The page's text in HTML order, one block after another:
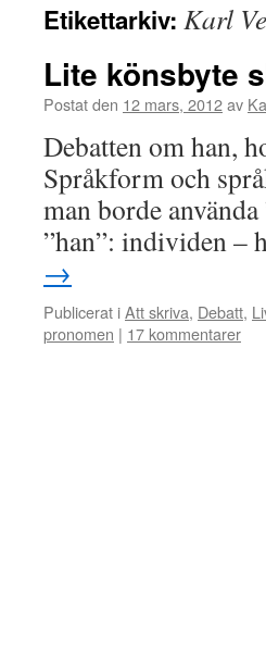
Etikettarkiv: Karl
Lite könsbyte
Postat den 12 mars, 2012av
Debatten om han,
Språkform och
man borde
”han”: individen
→
Publicerat iAtt skriva, Debatt,
pronomen | 17 kommentarer